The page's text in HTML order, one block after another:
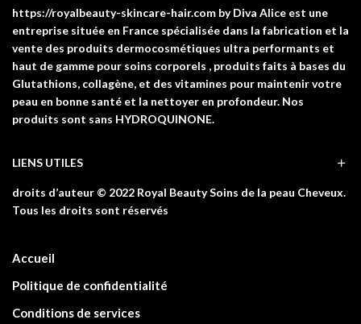
https://royalbeauty-skincare-hair.com by Diva Alice est une
entreprise située en France spécialisée dans la fabrication et la
vente des produits dermocosmétiques ultra performants et
haut de gamme pour soins corporels , produits faits à bases du
Glutathions, collagène, et des vitamines pour maintenir votre
peau en bonne santé et la nettoyer en profondeur. Nos
produits sont sans HYDROQUINONE.
LIENS UTILES
droits d’auteur © 2022 Royal Beauty Soins de la peau Cheveux.
Tous les droits sont réservés
Accueil
Politique de confidentialité
Conditions de services